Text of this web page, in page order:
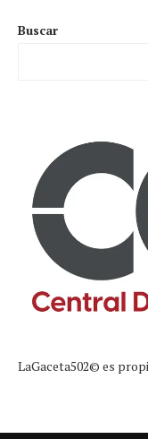
Buscar
LaGaceta502© es